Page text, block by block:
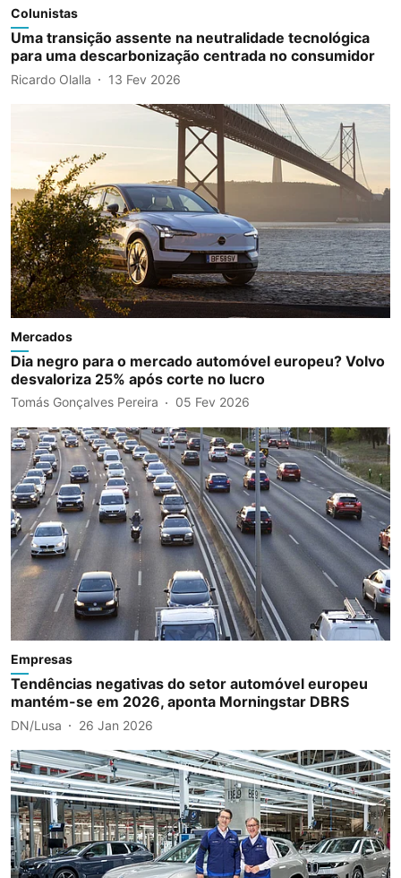
Colunistas
Uma transição assente na neutralidade tecnológica
para uma descarbonização centrada no consumidor
Ricardo Olalla 13 Fev 2026
Mercados
Dia negro para o mercado automóvel europeu? Volvo
desvaloriza 25% após corte no lucro
Tomás Gonçalves Pereira 05 Fev 2026
Empresas
Tendências negativas do setor automóvel europeu
mantém-se em 2026, aponta Morningstar DBRS
DN/Lusa 26 Jan 2026